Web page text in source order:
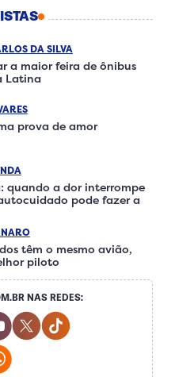
DA SILVA
a maior feira de ônibus
Latina
prova de amor
quando a dor interrompe
pode fazer a
têm o mesmo avião,
piloto
NAS REDES:
Social Media
Social Media
Youtube Social Media
Twitter Social Media
Tiktok Social
Whatsapp Social Media